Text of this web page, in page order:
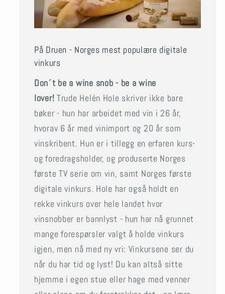
På Druen - Norges mest populære digitale
vinkurs
Don´t be a wine snob - be a wine
lover!Trude Helén Hole skriver ikke bare
bøker - hun har arbeidet med vin i 26 år,
hvorav 6 år med vinimport og 20 år som
vinskribent. Hun er i tillegg en erfaren kurs-
og foredragsholder, og produserte Norges
første TV serie om vin, samt Norges første
digitale vinkurs. Hole har også holdt en
rekke vinkurs over hele landet hvor
vinsnobber er bannlyst - hun har nå grunnet
mange forespørsler valgt å holde vinkurs
igjen, men nå med ny vri: Vinkursene ser du
når du har tid og lyst! Du kan altså sitte
hjemme i egen stue eller hage med venner